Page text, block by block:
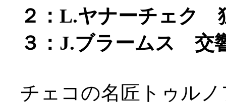
２：L.ヤナーチェク
３：J.ブラームス 交
チェコの名匠トゥル